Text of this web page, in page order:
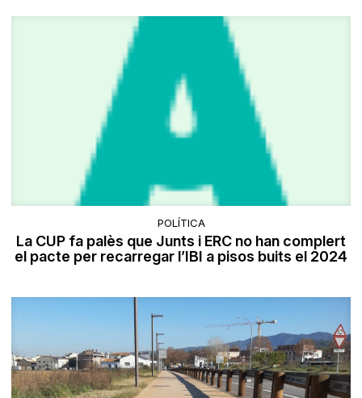
POLÍTICA
La CUP fa palès que Junts i ERC no han complert
el pacte per recarregar l’IBI a pisos buits el 2024